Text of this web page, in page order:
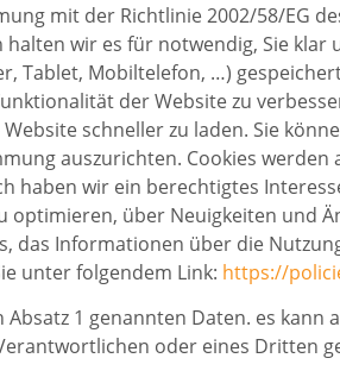
mit der Richtlinie 2002/58/EG
wir es für notwendig, Sie
Tablet, Mobiltelefon, …)
der Website zu
schneller zu laden. Sie
auszurichten. Cookies
haben wir ein berechtigtes
optimieren, über Neuigkeiten und
das Informationen über die
unter folgendem Link: https://
Absatz 1 genannten Daten. es
oder eines Dritten